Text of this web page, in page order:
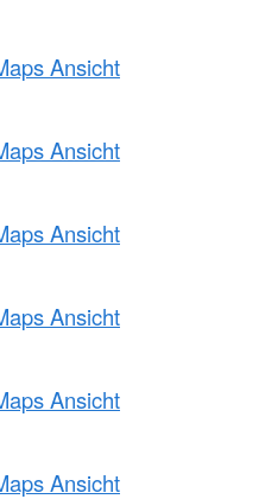
Ansicht
Ansicht
Ansicht
Ansicht
Ansicht
Ansicht